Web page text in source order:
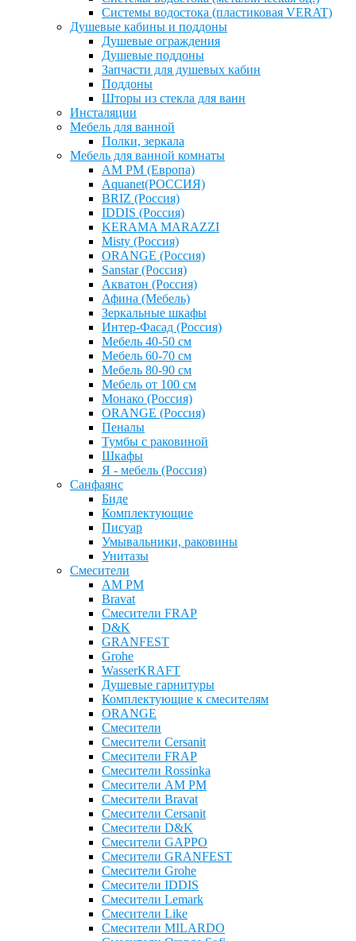
Системы водостока (пластиковая VERAT)
Душевые кабины и поддоны
Душевые ограждения
Душевые поддоны
Запчасти для душевых кабин
Поддоны
Шторы из стекла для ванн
Инсталяции
Мебель для ванной
Полки, зеркала
Мебель для ванной комнаты
AM PM (Европа)
Aquanet(РОССИЯ)
BRIZ (Россия)
IDDIS (Россия)
KERAMA MARAZZI
Misty (Россия)
ОRANGE (Россия)
Sanstar (Россия)
Акватон (Россия)
Афина (Мебель)
Зеркальные шкафы
Интер-Фасад (Россия)
Мебель 40-50 см
Мебель 60-70 см
Мебель 80-90 см
Мебель от 100 см
Монако (Россия)
ОRANGE (Россия)
Пеналы
Тумбы с раковиной
Шкафы
Я - мебель (Россия)
Санфаянс
Биде
Комплектующие
Писуар
Умывальники, раковины
Унитазы
Смесители
AM PM
Bravat
Cмесители FRAP
D&K
GRANFEST
Grohe
WasserKRAFT
Душевые гарнитуры
Комплектующие к смесителям
ОRANGE
Смесители
Смесители Cersanit
Смесители FRAP
Смесители Rossinka
Смесители AM PM
Смесители Bravat
Смесители Cersanit
Смесители D&K
Смесители GAPPO
Смесители GRANFEST
Смесители Grohe
Смесители IDDIS
Смесители Lemark
Смесители Like
Смесители MILARDO